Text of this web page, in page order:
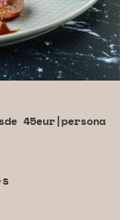
45eur|persona